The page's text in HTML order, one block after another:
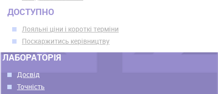
ДОСТУПНО
Лояльні ціни і короткі терміни
Поскаржитись керівництву
ЛАБОРАТОРІЯ
Досвід
Точність